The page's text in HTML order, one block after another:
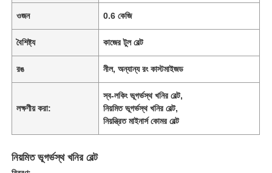
ওজন 0.6 কেজি
বৈশিষ্ট্য কাজের টুল বেল্ট
রঙ নীল, অন্যান্য রং কাস্টমাইজড
লক্ষণীয় করা:
স্ব-লকিং ভূগর্ভস্থ খনির বেল্ট,
নিয়মিত ভূগর্ভস্থ খনির বেল্ট,
নিয়ন্ত্রিত মাইনার্স কোমর বেল্ট
নিয়মিত ভূগর্ভস্থ খনির বেল্ট